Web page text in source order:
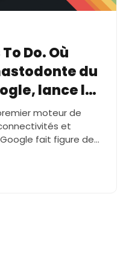
Do. Où
du
lance la
loisirs.
moteur de
et
fait figure de
depuis peu sa